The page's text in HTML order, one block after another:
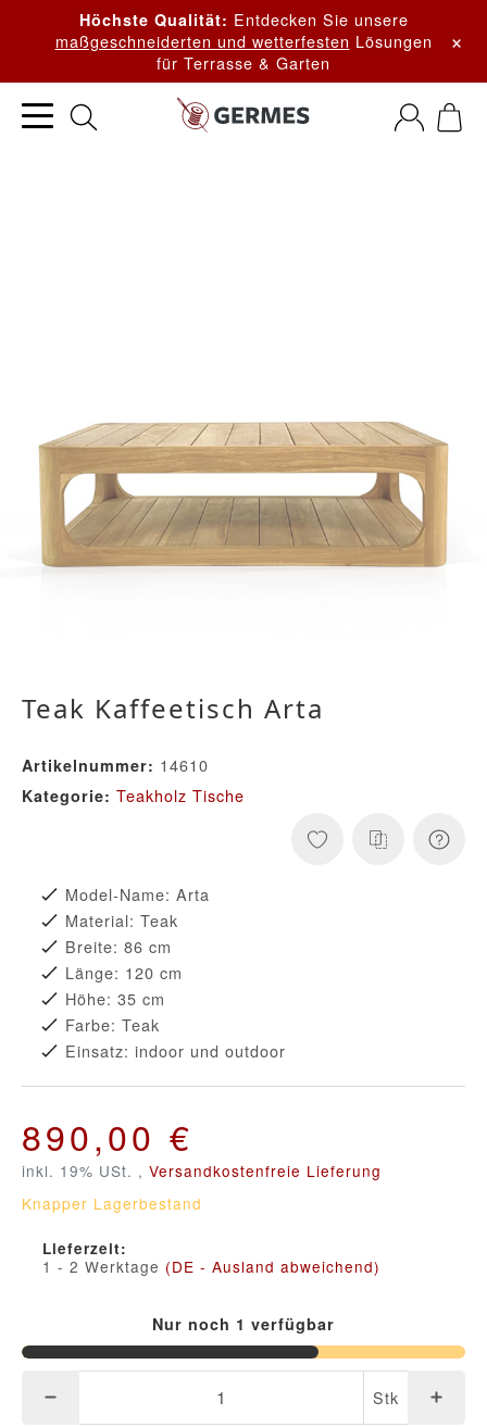
Höchste Qualität: Entdecken Sie unsere
maßgeschneiderten und wetterfesten Lösungen
für Terrasse & Garten
×
Teak Kaffeetisch Arta
Artikelnummer: 14610
Kategorie: Teakholz Tische
Model-Name: Arta
Material: Teak
Breite: 86 cm
Länge: 120 cm
Höhe: 35 cm
Farbe: Teak
Einsatz: indoor und outdoor
890,00 €
inkl. 19% USt. , Versandkostenfreie Lieferung
Knapper Lagerbestand
Lieferzeit:
1 - 2 Werktage (DE - Ausland abweichend)
Nur noch 1 verfügbar
Stk